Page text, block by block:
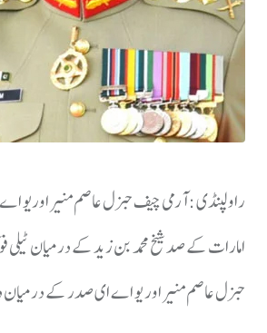
راولپنڈی : آرمی چیف جنرل عاصم منیر اوریو
امارات کے صد شیخ محمد بن زید کے درمیان ٹیلی
جنرل عاصم منیر اور یو اے ای صدر کے درمیان